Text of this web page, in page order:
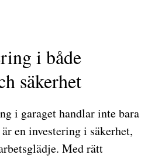
i både
säkerhet
i garaget handlar inte bara
en investering i säkerhet,
Med rätt